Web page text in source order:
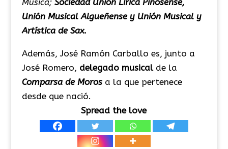
Música;Sociedad Unión Lírica Pinosense,
Unión Musical Algueñense y Unión Musical y
Artística de Sax.
Además, José Ramón Carballo es, junto a
José Romero, delegado musicalde la
Comparsa de Moros a la que pertenece
desde que nació.
Spread the love